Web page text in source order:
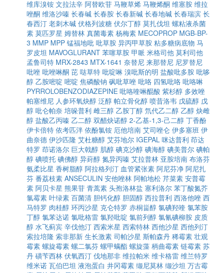
维库溴铵 文拉法辛 阿替欧苷 马鞭草烯 马鞭烯酮 维塞胺 维拉
唑酮 维洛沙嗪 长春碱 长春胺 长春新碱 长春地碱 长春瑞滨 长
春西汀 老刺木碱 伏格列波糖 伏尔丁醇 莫扎伐坦 螺粘液杀菌
素 莫匹罗星 姆替林 真菌毒素 杨梅素 MECOPROP MGB-BP-
3 MMP MPP 锰福地吡 吡草胺 异丙甲草胺 粘多糖病底物 马
罗皮坦 MAVOGLURANT 苯噻草胺 甲哌 米格司他 莫利司他
孟鲁司特 MRX-2843 MTX-1641 奈替尼 来那替尼 尼罗替尼
吡唑 吡唑啉酮 芘 哒草特 吡啶啉 溴吡斯的明 盐酸吡多胺 吡哆
醇 乙胺嘧啶 嘧啶 焦磷酸钠 砜吡草唑 吡咯 四氢吡咯 吡咯啉
PYRROLOBENZODIAZEPINE 吡咯喹啉醌酸 紫杉醇 多效唑
帕塞维尼 人参环氧炔醇 泛醇 帕立骨化醇 喷昔洛韦 戊硫醇 戊
醇 吡仑帕奈 培哚普利 雌三醇 乙胺丁醇 氘代乙二醇 乙醇 炔雌
醇 盐酸乙丙嗪 乙二醇 双醋炔诺醇 2-乙基-1,3-己二醇 丁香酚
伊卡倍特 依考匹泮 依酚氯铵 厄他培南 艾司唑仑 伊多塞班 伊
曲奈德 伊沙匹隆 艾杜糖醇 艾芬地尔 IGEPAL 咪达普利 茚达
特罗 茚诺洛尔 巨大戟醇 肌醇 碘克沙醇 碘海醇 碘美普尔 碘帕
醇 碘喷托 碘佛醇 异葑醇 氮异丙嗪 艾拉普林 亚胺培南 布洛芬
氨柔比星 香树脂醇 阿拉格列汀 血管紧张素 阿尼芬净 阿尼扎
芬 番荔枝素 ANSECULIN 安他唑林 阿帕地松 芹菜素 安普霉
素 阿贝卡星 熊果苷 青蒿素 头孢洛林盐 塞利洛尔 苯丁酸氮芥
氯霉素 叶绿素 百菌清 胆钙化醇 胆固醇 西拉普利 西洛他唑 西
马特罗 肉桂醇 环丙沙星 克仑特罗 赤桐甾醇 氯碘羟喹 氯苯胺
丁醇 氯苯达诺 氯吡格雷 氯羟吡啶 氯前列醇 氯氰碘柳胺 皮质
醇 水飞蓟宾 辛伐他汀 西索米星 西索特林 西他沙星 西他列汀
索拉培隆 索非那新 生长激素 司帕沙星 斯帕森丹 稀霉素 壮观
霉素 螺旋霉素 螺二氯芬 螺甲螨酯 螺旋藻 柄曲霉素 链霉素 苏
丹 磺苄西林 伏氧西汀 伐地那非 维拉帕米 维卡格雷 维兰特罗
维米诺 瓦伯巴坦 液泡蛋白 井冈霉素 缬尼莫林 缬沙坦 万古霉